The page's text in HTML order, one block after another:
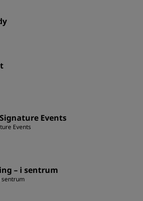
Events
Events
– i sentrum
sentrum